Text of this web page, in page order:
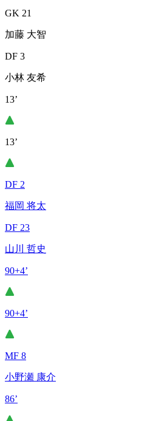
GK 21
加藤 大智
DF 3
小林 友希
13’
13’
DF 2
福岡 将太
DF 23
山川 哲史
90+4’
90+4’
MF 8
小野瀬 康介
86’